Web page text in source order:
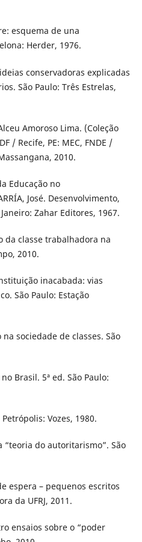
esquema de una
Herder, 1976.
conservadoras explicadas
São Paulo: Três Estrelas,
Amoroso Lima. (Coleção
/ Recife, PE: MEC, FNDE /
2010.
Educação no
José. Desenvolvimento,
Zahar Editores, 1967.
da classe trabalhadora na
2010.
inacabada: vias
São Paulo: Estação
na sociedade de classes. São
no Brasil. 5ª ed. São Paulo:
Petrópolis: Vozes, 1980.
“teoria do autoritarismo”. São
espera – pequenos escritos
da UFRJ, 2011.
ensaios sobre o “poder